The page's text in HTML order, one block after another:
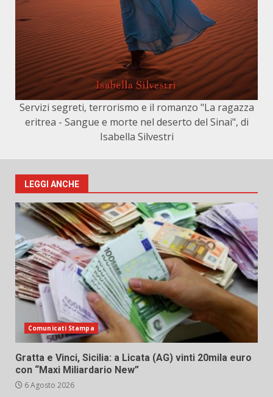
Servizi segreti, terrorismo e il romanzo "La ragazza
eritrea - Sangue e morte nel deserto del Sinai", di
Isabella Silvestri
LEGGI ANCHE
Comunicati Stampa
Gratta e Vinci, Sicilia: a Licata (AG) vinti 20mila euro
con “Maxi Miliardario New”
6 Agosto 2026